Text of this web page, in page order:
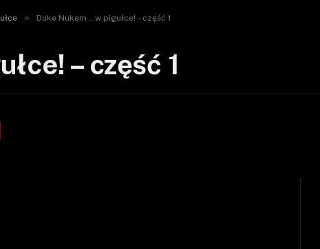
» Duke Nukem …w pigułce! – część 1
– część 1